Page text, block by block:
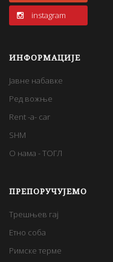
instagram
ИНФОРМАЦИЈЕ
Јавне набавке
Ред вожње
Rent -a- car
SHM
О нама - ТОГЛ
ПРЕПОРУЧУЈЕМО
Трешњев гај
Етно соба
Римске терме